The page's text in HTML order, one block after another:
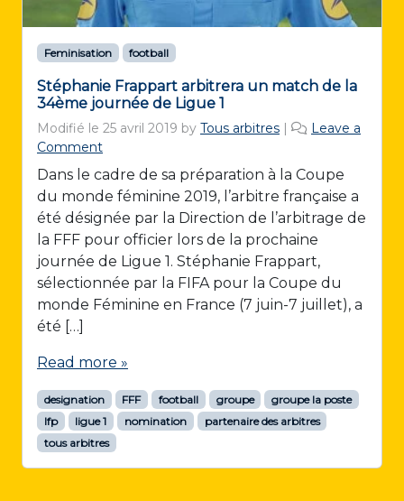
Feminisation football
Stéphanie Frappart arbitrera un match de la
34ème journée de Ligue 1
Modifié le 25 avril 2019 by Tous arbitres |
Leave a
Comment
Dans le cadre de sa préparation à la Coupe
du monde féminine 2019, l’arbitre française a
été désignée par la Direction de l’arbitrage de
la FFF pour officier lors de la prochaine
journée de Ligue 1. Stéphanie Frappart,
sélectionnée par la FIFA pour la Coupe du
monde Féminine en France (7 juin-7 juillet), a
été […]
Read more »
designation FFF football groupe
groupe la poste
lfp
ligue 1 nomination
partenaire des arbitres
tous arbitres